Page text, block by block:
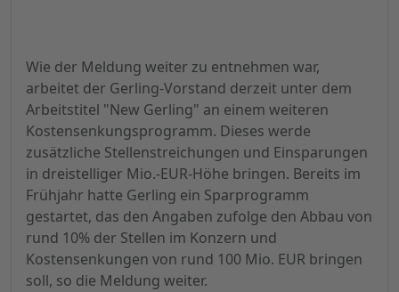
Wie der Meldung weiter zu entnehmen war,
arbeitet der Gerling-Vorstand derzeit unter dem
Arbeitstitel "New Gerling" an einem weiteren
Kostensenkungsprogramm. Dieses werde
zusätzliche Stellenstreichungen und Einsparungen
in dreistelliger Mio.-EUR-Höhe bringen. Bereits im
Frühjahr hatte Gerling ein Sparprogramm
gestartet, das den Angaben zufolge den Abbau von
rund 10% der Stellen im Konzern und
Kostensenkungen von rund 100 Mio. EUR bringen
soll, so die Meldung weiter.